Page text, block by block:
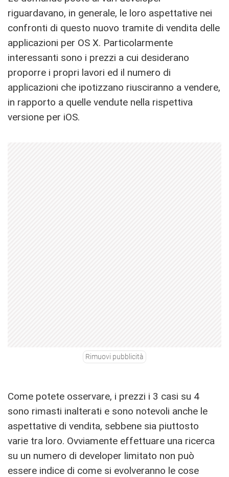
riguardavano, in generale, le loro aspettative nei
confronti di questo nuovo tramite di vendita delle
applicazioni per OS X. Particolarmente
interessanti sono i prezzi a cui desiderano
proporre i propri lavori ed il numero di
applicazioni che ipotizzano riusciranno a vendere,
in rapporto a quelle vendute nella rispettiva
versione per iOS.
Rimuovi pubblicità
Come potete osservare, i prezzi i 3 casi su 4
sono rimasti inalterati e sono notevoli anche le
aspettative di vendita, sebbene sia piuttosto
varie tra loro. Ovviamente effettuare una ricerca
su un numero di developer limitato non può
essere indice di come si evolveranno le cose